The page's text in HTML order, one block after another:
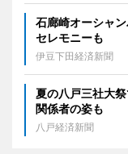
石廊崎オーシャ
セレモニーも
伊豆下田経済新聞
夏の八戸三社大
関係者の姿も
八戸経済新聞